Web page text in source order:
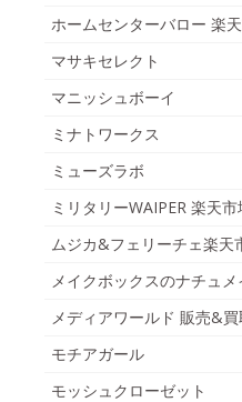
ホームセンターバロー 楽
マサキセレクト
マニッシュボーイ
ミナトワークス
ミューズラボ
ミリタリーWAIPER 楽天
ムジカ&フェリーチェ楽天
メイクボックスのナチュ
メディアワールド 販売&買
モチアガール
モッシュクローゼット